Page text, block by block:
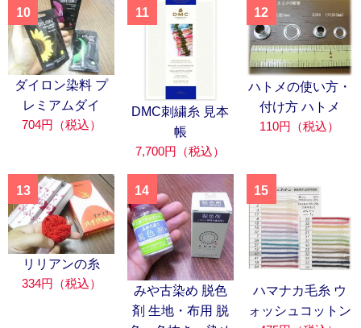
10
ダイロン染料 プ
レミアムダイ
704円（税込）
11
DMC刺繍糸 見本
帳
7,700円（税込）
12
ハトメの使い方・
付け方 ハトメ
110円（税込）
13
リリアンの糸
334円（税込）
14
みや古染め 脱色
剤 生地・布用 脱
15
ハマナカ毛糸 ウ
ォッシュコットン